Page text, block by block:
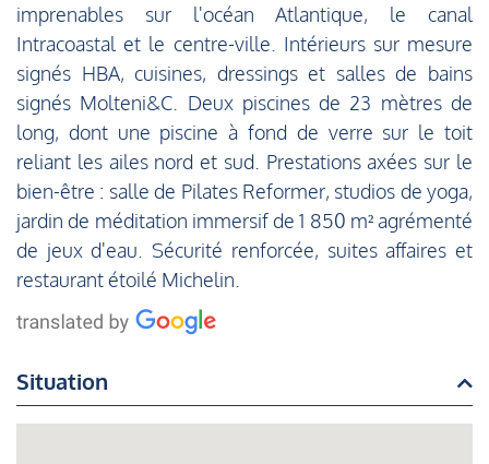
imprenables sur l'océan Atlantique, le canal
Intracoastal et le centre-ville. Intérieurs sur mesure
signés HBA, cuisines, dressings et salles de bains
signés Molteni&C. Deux piscines de 23 mètres de
long, dont une piscine à fond de verre sur le toit
reliant les ailes nord et sud. Prestations axées sur le
bien-être : salle de Pilates Reformer, studios de yoga,
jardin de méditation immersif de 1 850 m² agrémenté
de jeux d'eau. Sécurité renforcée, suites affaires et
restaurant étoilé Michelin.
Situation